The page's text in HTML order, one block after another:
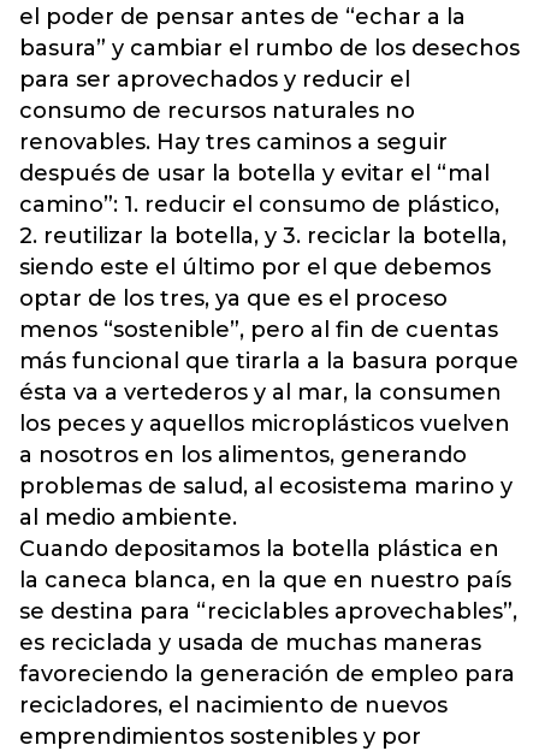
el poder de pensar antes de “echar a la
basura” y cambiar el rumbo de los desechos
para ser aprovechados y reducir el
consumo de recursos naturales no
renovables. Hay tres caminos a seguir
después de usar la botella y evitar el “mal
camino”: 1. reducir el consumo de plástico,
2. reutilizar la botella, y 3. reciclar la botella,
siendo este el último por el que debemos
optar de los tres, ya que es el proceso
menos “sostenible”, pero al fin de cuentas
más funcional que tirarla a la basura porque
ésta va a vertederos y al mar, la consumen
los peces y aquellos microplásticos vuelven
a nosotros en los alimentos, generando
problemas de salud, al ecosistema marino y
al medio ambiente.
Cuando depositamos la botella plástica en
la caneca blanca, en la que en nuestro país
se destina para “reciclables aprovechables”,
es reciclada y usada de muchas maneras
favoreciendo la generación de empleo para
recicladores, el nacimiento de nuevos
emprendimientos sostenibles y por